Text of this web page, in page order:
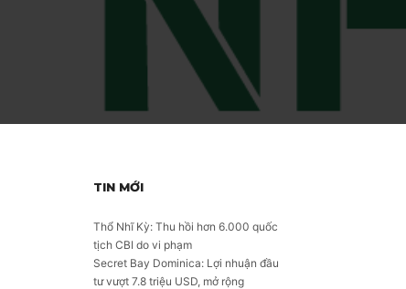
TIN MỚI
Thổ Nhĩ Kỳ: Thu hồi hơn 6.000 quốc
tịch CBI do vi phạm
Secret Bay Dominica: Lợi nhuận đầu
tư vượt 7.8 triệu USD, mở rộng